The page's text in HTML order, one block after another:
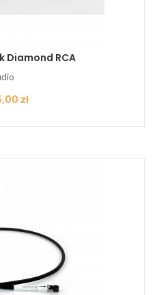
Diamond RCA
zł